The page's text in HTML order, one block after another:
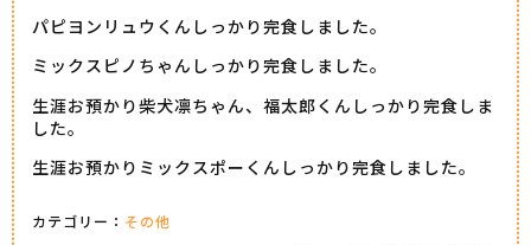
パピヨンリュウくんしっかり完食しました。
ミックスピノちゃんしっかり完食しました。
生涯お預かり柴犬凛ちゃん、福太郎くんしっかり完食しま
した。
生涯お預かりミックスポーくんしっかり完食しました。
カテゴリー： その他